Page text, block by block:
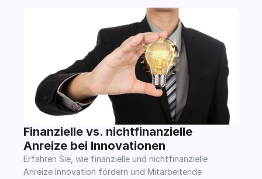
Finanzielle vs. nichtfinanzielle
Anreize bei Innovationen
Erfahren Sie, wie finanzielle und nichtfinanzielle
Anreize Innovation fördern und Mitarbeitende